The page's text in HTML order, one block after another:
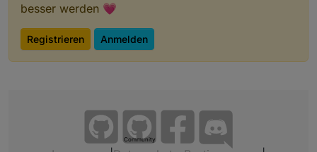
besser werden 💗
Registrieren Anmelden
Community